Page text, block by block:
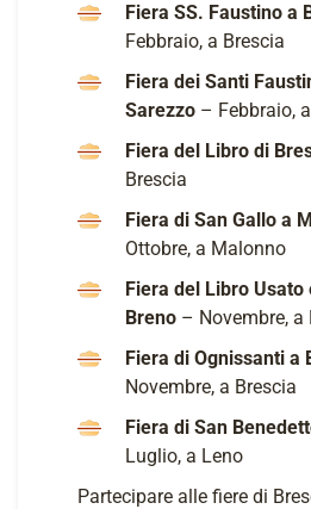
Fiera SS. Faustino a
Febbraio, a Brescia
Fiera dei Santi
Sarezzo – Febbraio,
Fiera del Libro di
Brescia
Fiera di San Gallo a
Ottobre, a Malonno
Fiera del Libro Usato
Breno – Novembre, a
Fiera di Ognissanti a
Novembre, a Brescia
Fiera di San
Luglio, a Leno
Partecipare alle fiere di